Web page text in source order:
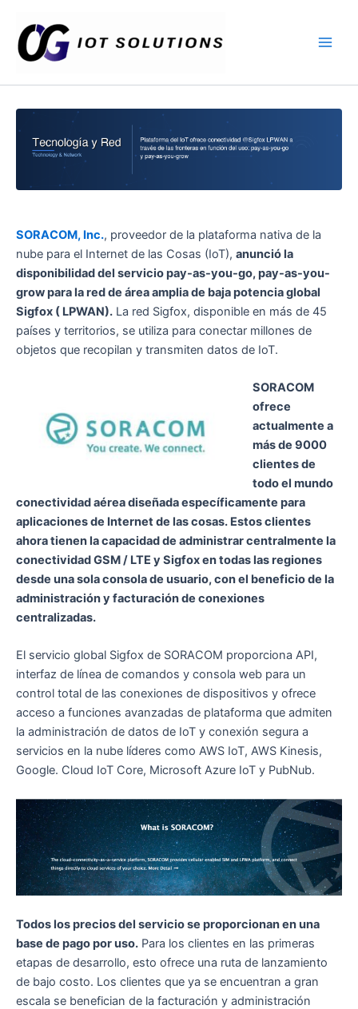
contenido
SORACOM, Inc., proveedor de la plataforma nativa de la
nube para el Internet de las Cosas (IoT), anunció la
disponibilidad del servicio pay-as-you-go, pay-as-you-
grow para la red de área amplia de baja potencia global
Sigfox ( LPWAN). La red Sigfox, disponible en más de 45
países y territorios, se utiliza para conectar millones de
objetos que recopilan y transmiten datos de IoT.
SORACOM
ofrece
actualmente a
más de 9000
clientes de
todo el mundo
conectividad aérea diseñada específicamente para
aplicaciones de Internet de las cosas. Estos clientes
ahora tienen la capacidad de administrar centralmente la
conectividad GSM / LTE y Sigfox en todas las regiones
desde una sola consola de usuario, con el beneficio de la
administración y facturación de conexiones
centralizadas.
El servicio global Sigfox de SORACOM proporciona API,
interfaz de línea de comandos y consola web para un
control total de las conexiones de dispositivos y ofrece
acceso a funciones avanzadas de plataforma que admiten
la administración de datos de IoT y conexión segura a
servicios en la nube líderes como AWS IoT, AWS Kinesis,
Google. Cloud IoT Core, Microsoft Azure IoT y PubNub.
Todos los precios del servicio se proporcionan en una
base de pago por uso. Para los clientes en las primeras
etapas de desarrollo, esto ofrece una ruta de lanzamiento
de bajo costo. Los clientes que ya se encuentran a gran
escala se benefician de la facturación y administración